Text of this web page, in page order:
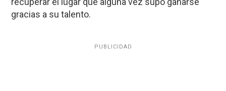
gracias a su talento.
PUBLICIDAD